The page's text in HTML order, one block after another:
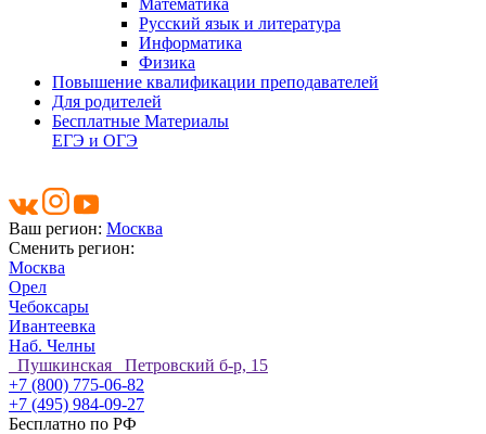
Русский язык и литература
Информатика
Физика
Повышение квалификации преподавателей
Для родителей
Бесплатные Материалы
ЕГЭ и ОГЭ
Ваш регион: Москва
Сменить регион:
Москва
Орел
Чебоксары
Ивантеевка
Наб. Челны
Пушкинская Петровский б-р, 15
+7 (800) 775-06-82
+7 (495) 984-09-27
Бесплатно по РФ